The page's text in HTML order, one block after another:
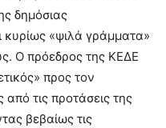
δημόσιας
κυρίως «ψιλά γράμματα»
Ο πρόεδρος της ΚΕΔΕ
προς τον
τις προτάσεις της
βεβαίως τις